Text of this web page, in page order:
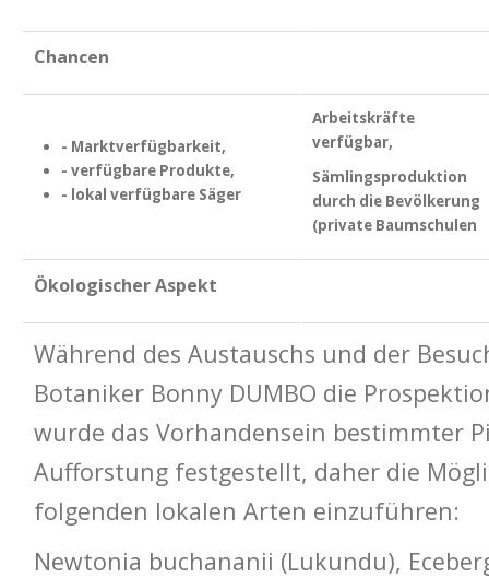
Chancen
- Marktverfügbarkeit,
- verfügbare Produkte,
- lokal verfügbare Säger
Arbeitskräfte
verfügbar,
Sämlingsproduktion
durch die Bevölkerung
(private Baumschulen
Ökologischer Aspekt
Während des Austauschs und der
Botaniker Bonny DUMBO die
wurde das Vorhandensein bestimmter
Aufforstung festgestellt, daher die
folgenden lokalen Arten einzuführen:
Newtonia buchananii (Lukundu),